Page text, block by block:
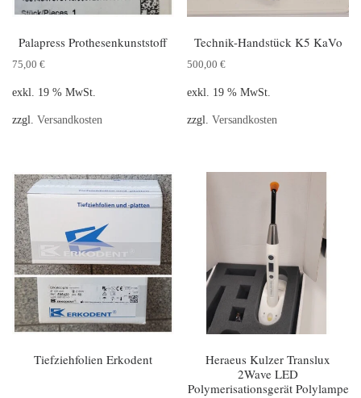
Palapress Prothesenkunststoff
75,00 €
exkl. 19 % MwSt.
zzgl. Versandkosten
Technik-Handstück K5 KaVo
500,00€
exkl. 19 % MwSt.
zzgl.Versandkosten
Tiefziehfolien Erkodent
Heraeus Kulzer Translux
2Wave LED
Polymerisationsgerät Polylampe